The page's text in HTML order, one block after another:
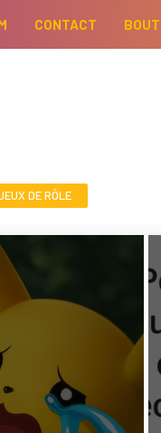
CONTACT
DE RÔLE